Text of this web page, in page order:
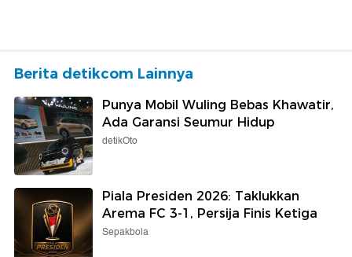
Berita detikcom Lainnya
Punya Mobil Wuling Bebas Khawatir,
Ada Garansi Seumur Hidup
detikOto
Piala Presiden 2026: Taklukkan
Arema FC 3-1, Persija Finis Ketiga
Sepakbola